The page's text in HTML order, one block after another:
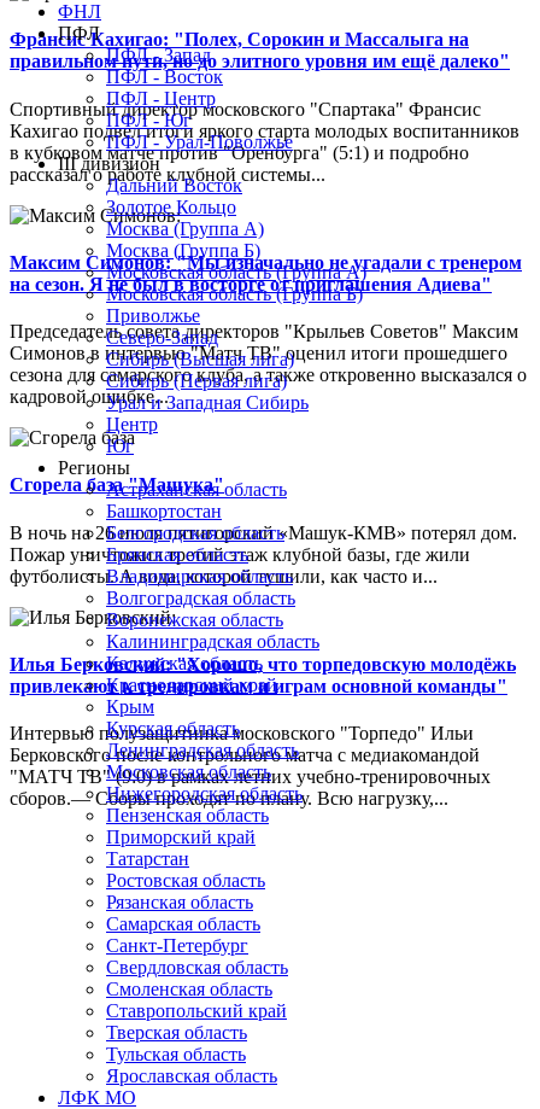
Франсис Кахигао: "Полех, Сорокин и Массалыга на
правильном пути, но до элитного уровня им ещё далеко"
Спортивный директор московского "Спартака" Франсис
Кахигао подвел итоги яркого старта молодых воспитанников
в кубковом матче против "Оренбурга" (5:1) и подробно
рассказал о работе клубной системы...
Максим Симонов: "Мы изначально не угадали с тренером
на сезон. Я не был в восторге от приглашения Адиева"
Председатель совета директоров "Крыльев Советов" Максим
Симонов в интервью "Матч ТВ" оценил итоги прошедшего
сезона для самарского клуба, а также откровенно высказался о
кадровой ошибке...
Сгорела база "Машука"
В ночь на 26 июля пятигорский «Машук-КМВ» потерял дом.
Пожар уничтожил третий этаж клубной базы, где жили
футболисты. А вода, которой тушили, как часто и...
Илья Берковский: "Хорошо, что торпедовскую молодёжь
привлекают к тренировкам и играм основной команды"
Интервью полузащитника московского "Торпедо" Ильи
Берковского после контрольного матча с медиакомандой
"МАТЧ ТВ" (9:0) в рамках летних учебно-тренировочных
сборов.— Сборы проходят по плану. Всю нагрузку,...
ФНЛ
ПФЛ
ПФЛ - Запад
ПФЛ - Восток
ПФЛ - Центр
ПФЛ - Юг
ПФЛ - Урал-Поволжье
III дивизион
Дальний Восток
Золотое Кольцо
Москва (Группа А)
Москва (Группа Б)
Московская область (Группа А)
Московская область (Группа Б)
Приволжье
Северо-Запад
Сибирь (Высшая лига)
Сибирь (Первая лига)
Урал и Западная Сибирь
Центр
Юг
Регионы
Астраханская область
Башкортостан
Белгородская область
Брянская область
Владимирская область
Волгоградская область
Воронежская область
Калининградская область
Калужская область
Краснодарский край
Крым
Курская область
Ленинградская область
Московская область
Нижегородская область
Пензенская область
Приморский край
Татарстан
Ростовская область
Рязанская область
Самарская область
Санкт-Петербург
Свердловская область
Смоленская область
Ставропольский край
Тверская область
Тульская область
Ярославская область
ЛФК МО